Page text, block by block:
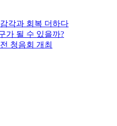
각과 회복 더하다
가 될 수 있을까?
청음회 개최